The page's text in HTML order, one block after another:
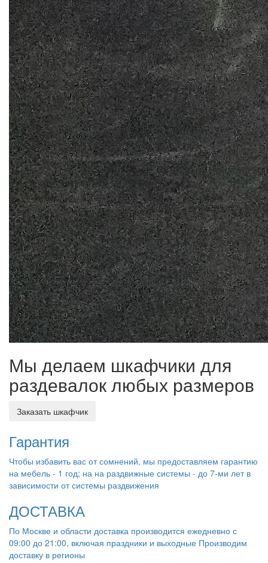
Мы делаем шкафчики для
раздевалок любых размеров
Заказать шкафчик
Гарантия
Чтобы избавить вас от сомнений, мы предоставляем гарантию
на мебель - 1 год; на на раздвижные системы - до 7-ми лет в
зависимости от системы раздвижения
ДОСТАВКА
По Москве и области доставка производится ежедневно с
09:00 до 21:00, включая праздники и выходные Производим
доставку в регионы